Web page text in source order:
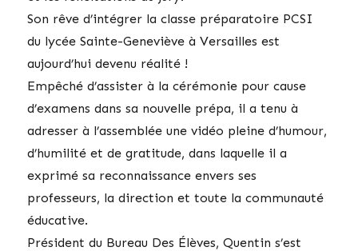
Son rêve d’intégrer la classe préparatoire PCSI
du lycée Sainte-Geneviève à Versailles est
aujourd’hui devenu réalité !
Empêché d’assister à la cérémonie pour cause
d’examens dans sa nouvelle prépa, il a tenu à
adresser à l’assemblée une vidéo pleine d’humour,
d’humilité et de gratitude, dans laquelle il a
exprimé sa reconnaissance envers ses
professeurs, la direction et toute la communauté
éducative.
Président du Bureau Des Élèves, Quentin s’est